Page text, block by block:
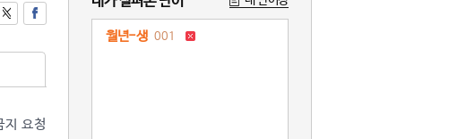
지 요청
월년-생 001